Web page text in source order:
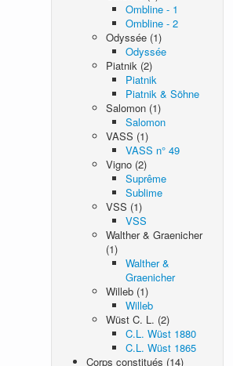
Ombline - 1
Ombline - 2
Odyssée (1)
Odyssée
Piatnik (2)
Piatnik
Piatnik & Söhne
Salomon (1)
Salomon
VASS (1)
VASS n° 49
Vigno (2)
Suprême
Sublime
VSS (1)
VSS
Walther & Graenicher
(1)
Walther &
Graenicher
Willeb (1)
Willeb
Wüst C. L. (2)
C.L. Wüst 1880
C.L. Wüst 1865
Corps constitués (14)